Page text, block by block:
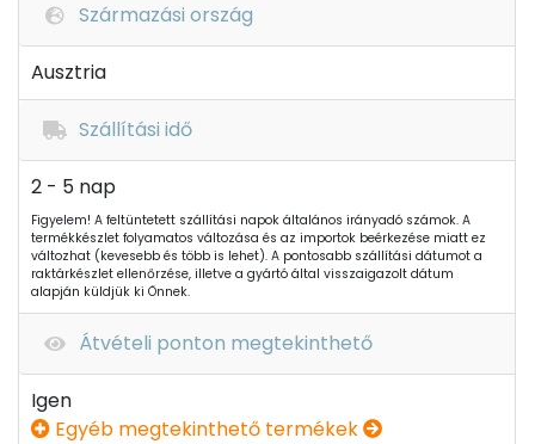
Származási ország
Ausztria
Szállítási idő
2 - 5 nap
Figyelem! A feltüntetett szállítási napok általános irányadó számok. A
termékkészlet folyamatos változása és az importok beérkezése miatt ez
változhat (kevesebb és több is lehet). A pontosabb szállítási dátumot a
raktárkészlet ellenőrzése, illetve a gyártó által visszaigazolt dátum
alapján küldjük ki Önnek.
Átvételi ponton megtekinthető
Igen
Egyéb megtekinthető termékek